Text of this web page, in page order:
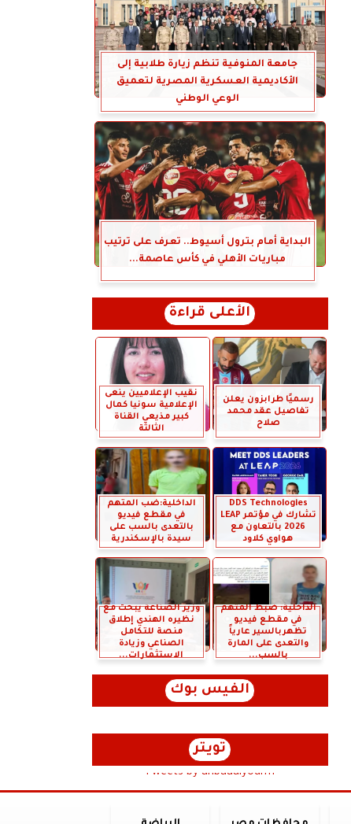
جامعة المنوفية تنظم زيارة طلابية إلى
الأكاديمية العسكرية المصرية لتعميق
الوعي الوطني
البداية أمام بترول أسيوط.. تعرف على ترتيب
مباريات الأهلي في كأس عاصمة...
الأعلى قراءة
رسميًا طرابزون يعلن
تفاصيل عقد محمد
صلاح
نقيب الإعلاميين ينعى
الإعلامية سونيا كمال
كبير مذيعي القناة
الثالثة
DDS Technologies
تشارك في مؤتمر LEAP
2026 بالتعاون مع
هواوي كلاود
الداخلية:ضب المتهم
في مقطع فيديو
بالتعدى بالسب على
سيدة بالإسكندرية
الداخلية: ضبط المتهم
في مقطع فيديو
تظهربالسير عارياً
والتعدى على المارة
بالسب...
وزير الصناعة يبحث مع
نظيره الهندي إطلاق
منصة للتكامل
الصناعي وزيادة
الاستثمارات...
الفيس بوك
تويتر
Tweets by anbaaalyoum1